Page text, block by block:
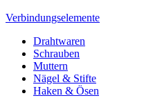
Verbindungselemente
Drahtwaren
Schrauben
Muttern
Nägel & Stifte
Haken & Ösen